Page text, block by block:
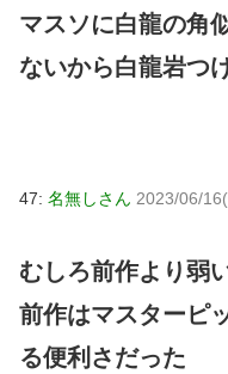
マスソに白龍の角
ないから白龍岩
47: 名無しさん 2023/06/
むしろ前作より弱
前作はマスターピ
る便利さだった